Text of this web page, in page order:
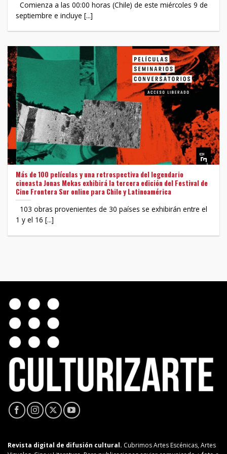
Comienza a las 00:00 horas (Chile) de este miércoles 9 de
septiembre e incluye [...]
Más de 100 películas y una retrospectiva del legendario
cineasta Jonas Mekas exhibirá la tercera edición del Festival de
Cine Frontera Sur online para Chile y Latinoamérica
103 obras provenientes de 30 países se exhibirán entre el
1 y el 16 [...]
Revista digital de difusión cultural. Cubrimos Artes Escénicas, Artes